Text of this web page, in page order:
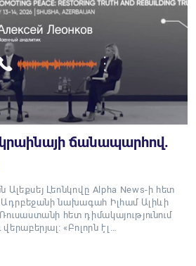
ճանապարհով.
Լեոնկովը Alpha News-ի հետ
Ադրբեջանի նախագահ Իլհամ Ալիևի
հետ դիմակայությունում
«Բոլորն էլ…